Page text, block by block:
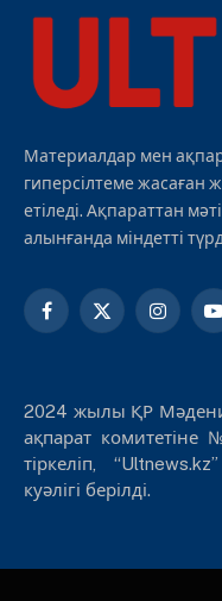
Материалдар мен
гиперсілтеме жасаған
етіледі. Ақпараттан
алынғанда міндетті
Facebook
X
2024 жылы ҚР
ақпарат комитетіне
тіркеліп,
куәлігі берілді.